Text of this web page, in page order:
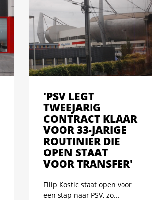
'PSV LEGT
TWEEJARIG
CONTRACT KLAAR
VOOR 33-JARIGE
ROUTINIER DIE
OPEN STAAT
VOOR TRANSFER'
Filip Kostic staat open voor
een stap naar PSV, zo...